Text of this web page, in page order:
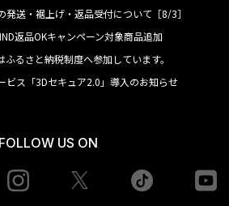
発送・裾上げ・返品受付について［8/3］
返品OKキャンペーン対象商品追加
ふるさと納税制度へ参加しています。
ビス「3Dセキュア2.0」導入のお知らせ
FOLLOW US ON
Instagram tiktok